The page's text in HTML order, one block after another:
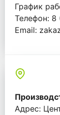
График
Телефон:
Email:
Адрес: